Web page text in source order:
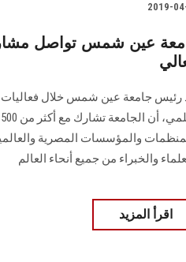
2019-
عين شمس تواصل
رئيس جامعة عين شمس خلال فعاليات
والمؤسسات المصرية
والخبراء من جميع أنحاء العالم
اقرأ المزيد